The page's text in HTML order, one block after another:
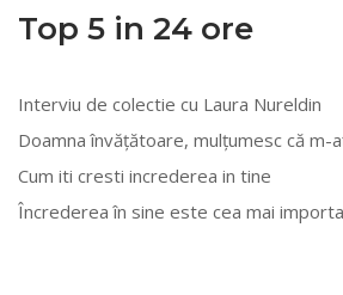
categorii
Top 5 in 24 ore
Interviu de colectie cu Laura Nureldin
Doamna învățătoare, mulțumesc că m-
Cum iti cresti increderea in tine
Încrederea în sine este cea mai